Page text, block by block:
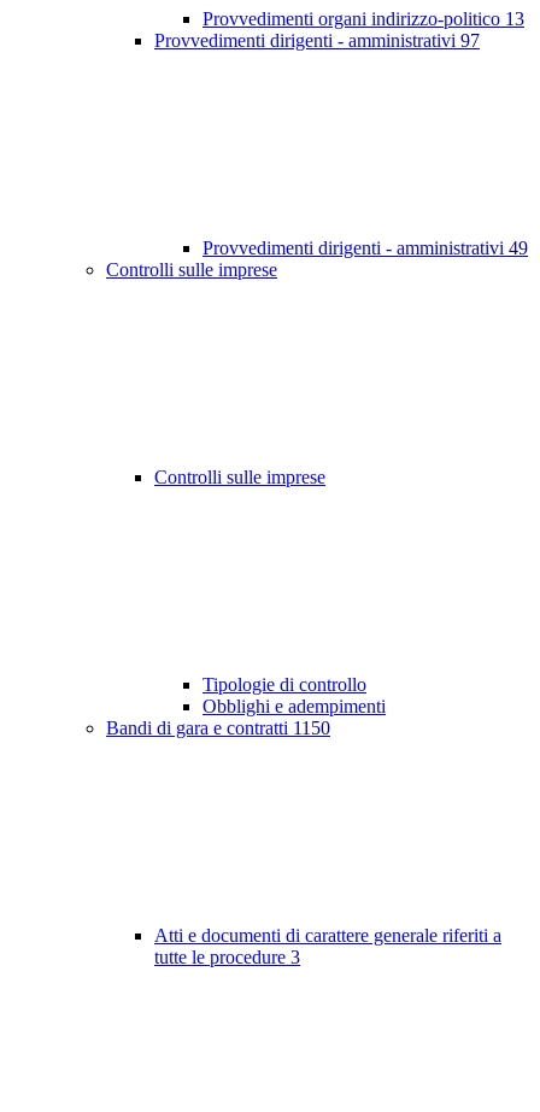
Provvedimenti organi indirizzo-politico 13
Provvedimenti dirigenti - amministrativi 97
Provvedimenti dirigenti - amministrativi 49
Controlli sulle imprese
Controlli sulle imprese
Tipologie di controllo
Obblighi e adempimenti
Bandi di gara e contratti 1150
Atti e documenti di carattere generale riferiti a
tutte le procedure 3